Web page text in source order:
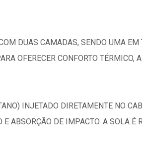
DUAS CAMADAS, SENDO UMA EM
OFERECER CONFORTO TÉRMICO,
INJETADO DIRETAMENTE NO
ABSORÇÃO DE IMPACTO. A SOLA É